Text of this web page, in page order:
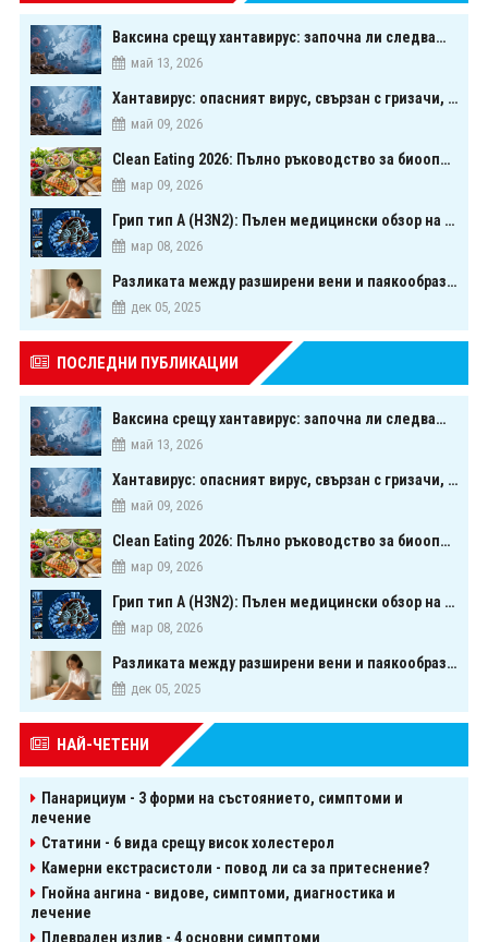
Ваксина срещу хантавирус: започна ли следващата голяма надпревара в медицината?
май 13, 2026
Хантавирус: опасният вирус, свързан с гризачи, който предизвика тревога в Европа
май 09, 2026
Clean Eating 2026: Пълно ръководство за биооптимизация чрез хранене
мар 09, 2026
Грип тип A (H3N2): Пълен медицински обзор на сезонния щам през 2026 г.
мар 08, 2026
Разликата между разширени вени и паякообразни вени - и как наистина можете да ги предотвратите
дек 05, 2025
ПОСЛЕДНИ ПУБЛИКАЦИИ
Ваксина срещу хантавирус: започна ли следващата голяма надпревара в медицината?
май 13, 2026
Хантавирус: опасният вирус, свързан с гризачи, който предизвика тревога в Европа
май 09, 2026
Clean Eating 2026: Пълно ръководство за биооптимизация чрез хранене
мар 09, 2026
Грип тип A (H3N2): Пълен медицински обзор на сезонния щам през 2026 г.
мар 08, 2026
Разликата между разширени вени и паякообразни вени - и как наистина можете да ги предотвратите
дек 05, 2025
НАЙ-ЧЕТЕНИ
Панарициум - 3 форми на състоянието, симптоми и
лечение
Статини - 6 вида срещу висок холестерол
Камерни екстрасистоли - повод ли са за притеснение?
Гнойна ангина - видове, симптоми, диагностика и
лечение
Плеврален излив - 4 основни симптоми